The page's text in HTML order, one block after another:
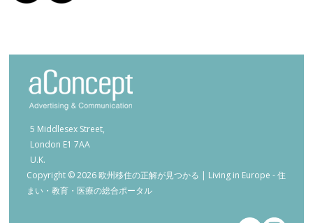
5 Middlesex Street,
London E1 7AA
U.K.
Copyright © 2026 欧州移住の正解が見つかる | Living in Europe - 住
まい・教育・医療の総合ポータル